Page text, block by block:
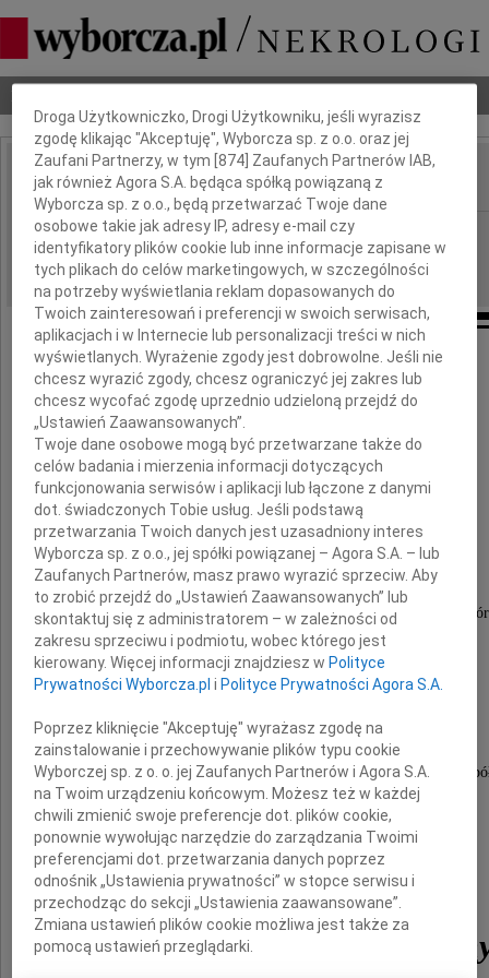
IMIĘ I NAZWISKO:
REGION: Katowice
DATA EMISJI: 26.06.2026
Krystianowi Ślązakowi,
Jakubowi Ślązakowi
i Pawłowi Ślązakowi,
adwokatom, kolegom i partnerom Kancelarii Ślązak,
oraz Ich Rodzinom,
najszczersze kondolencje oraz wyrazy głębokiego
z powodu śmierci
Mamy i Babci
Dbamy o Twoją prywatność
Droga Użytkowniczko, Drogi Użytkowniku, jeśli wyrazisz
zgodę klikając "Akceptuję", Wyborcza sp. z o.o. oraz jej
Zaufani Partnerzy, w tym [874 ] Zaufanych Partnerów IAB,
jak również Agora S.A. będąca spółką powiązaną z
Wyborcza sp. z o.o., będą przetwarzać Twoje dane
osobowe takie jak adresy IP, adresy e-mail czy
identyfikatory plików cookie lub inne informacje zapisane w
tych plikach do celów marketingowych, w szczególności
na potrzeby wyświetlania reklam dopasowanych do
Twoich zainteresowań i preferencji w swoich serwisach,
aplikacjach i w Internecie lub personalizacji treści w nich
wyświetlanych. Wyrażenie zgody jest dobrowolne. Jeśli nie
chcesz wyrazić zgody, chcesz ograniczyć jej zakres lub
chcesz wycofać zgodę uprzednio udzieloną przejdź do
„Ustawień Zaawansowanych”.
Twoje dane osobowe mogą być przetwarzane także do
celów badania i mierzenia informacji dotyczących
funkcjonowania serwisów i aplikacji lub łączone z danymi
dot. świadczonych Tobie usług. Jeśli podstawą
przetwarzania Twoich danych jest uzasadniony interes
Wyborcza sp. z o.o., jej spółki powiązanej – Agora S.A. – lub
Zaufanych Partnerów, masz prawo wyrazić sprzeciw. Aby
to zrobić przejdź do „Ustawień Zaawansowanych” lub
skontaktuj się z administratorem – w zależności od
zakresu sprzeciwu i podmiotu, wobec którego jest
kierowany. Więcej informacji znajdziesz w Polityce
Prywatności Wyborcza.pl i Polityce Prywatności Agora S.A.
Poprzez kliknięcie "Akceptuję" wyrażasz zgodę na
zainstalowanie i przechowywanie plików typu cookie
Wyborczej sp. z o. o. jej Zaufanych Partnerów i Agora S.A.
na Twoim urządzeniu końcowym. Możesz też w każdej
chwili zmienić swoje preferencje dot. plików cookie,
ponownie wywołując narzędzie do zarządzania Twoimi
preferencjami dot. przetwarzania danych poprzez
odnośnik „Ustawienia prywatności” w stopce serwisu i
przechodząc do sekcji „Ustawienia zaawansowane”.
Zmiana ustawień plików cookie możliwa jest także za
pomocą ustawień przeglądarki.